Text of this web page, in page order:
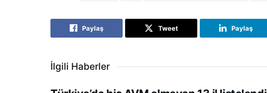
Paylaş Tweet Paylaş
İlgili Haberler